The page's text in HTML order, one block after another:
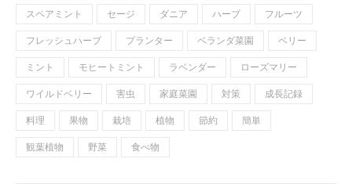
スペアミント
セージ ダニア ハーブ
フルーツ
フレッシュハーブ
プランター ベランダ菜園
ベリー
ミント
モヒートミント ラベンダー
ローズマリー
ワイルドベリー
害虫 家庭菜園 対策
成長記録
料理
果物 栽培 植物 節約
簡単
観葉植物
野菜 食べ物